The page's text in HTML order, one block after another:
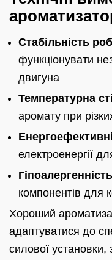
Стабільність
функціонувати
двигуна
Температурна
аромату при
електроенергії
компонентів для
Хороший
адаптуватися до
силової установки,